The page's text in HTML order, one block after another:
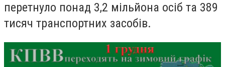
перетнуло понад 3,2 мільйона осіб та 389
тисяч транспортних засобів.